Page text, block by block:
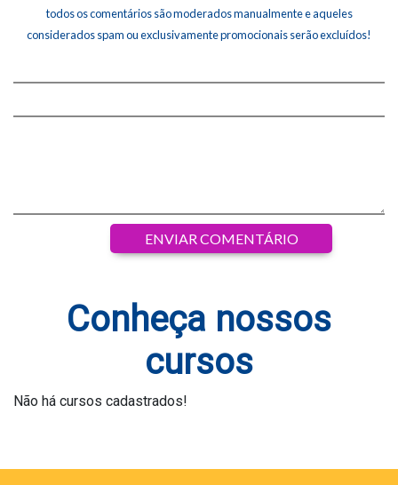
todos os comentários são moderados manualmente e aqueles
considerados spam ou exclusivamente promocionais serão excluídos!
Conheça nossos
cursos
Não há cursos cadastrados!